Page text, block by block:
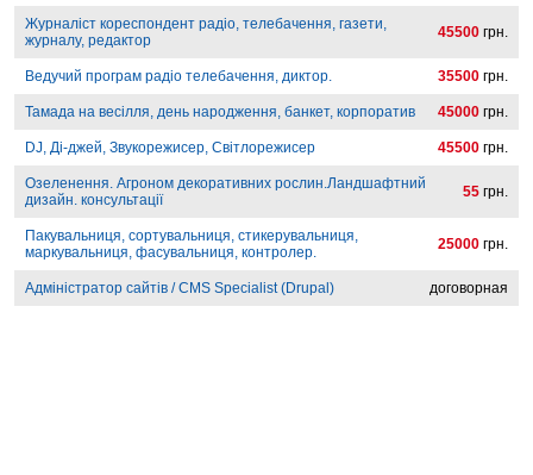
Журналіст кореспондент радіо, телебачення, газети,
журналу, редактор
45500 грн.
Ведучий програм радіо телебачення, диктор. 35500 грн.
Тамада на весілля, день народження, банкет, корпоратив 45000 грн.
DJ, Ді-джей, Звукорежисер, Світлорежисер 45500 грн.
Озеленення. Агроном декоративних рослин.Ландшафтний
дизайн. консультації
55 грн.
Пакувальниця, сортувальниця, стикерувальниця,
маркувальниця, фасувальниця, контролер.
25000 грн.
Адміністратор сайтів / CMS Specialist (Drupal) договорная